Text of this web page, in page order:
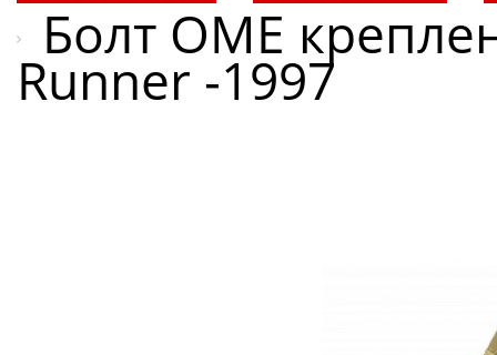
Болт OME
Runner -1997